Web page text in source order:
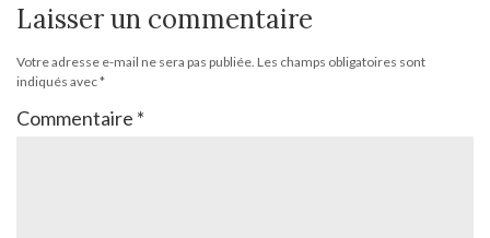
Laisser un commentaire
Votre adresse e-mail ne sera pas publiée. Les champs obligatoires sont
indiqués avec*
Commentaire *